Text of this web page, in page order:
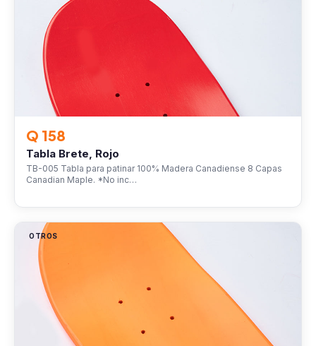
Q 158
Tabla Brete, Rojo
TB-005 Tabla para patinar 100% Madera Canadiense 8 Capas
Canadian Maple. *No inc…
OTROS